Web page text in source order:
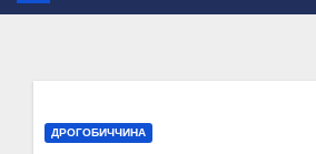
ДРОГОБИЧЧИНА